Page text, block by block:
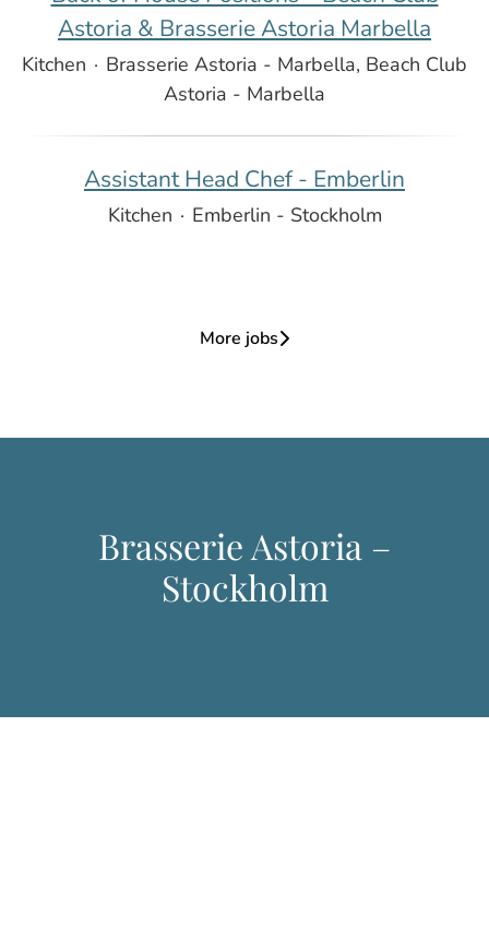
Astoria & Brasserie Astoria Marbella
Kitchen · Brasserie Astoria - Marbella, Beach Club
Astoria - Marbella
Assistant Head Chef - Emberlin
Kitchen · Emberlin - Stockholm
More jobs
Brasserie Astoria –
Stockholm